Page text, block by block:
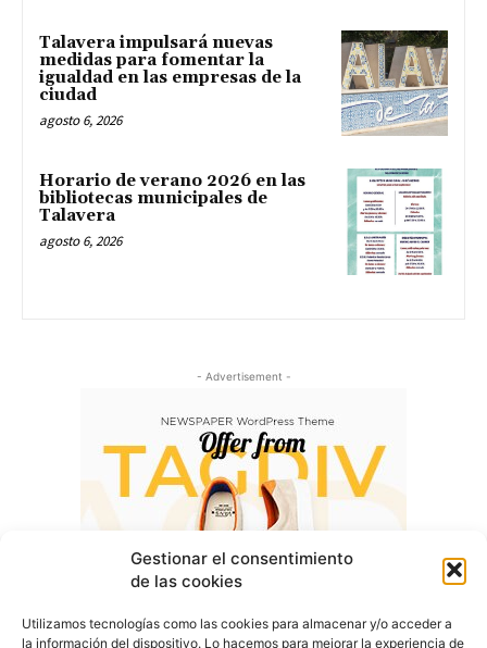
Gestionar el consentimiento
de las cookies
Utilizamos tecnologías como las cookies para almacenar y/o acceder a
la información del dispositivo. Lo hacemos para mejorar la experiencia de
Talavera impulsará nuevas
medidas para fomentar la
igualdad en las empresas de la
ciudad
agosto 6, 2026
Horario de verano 2026 en las
bibliotecas municipales de
Talavera
agosto 6, 2026
- Advertisement -